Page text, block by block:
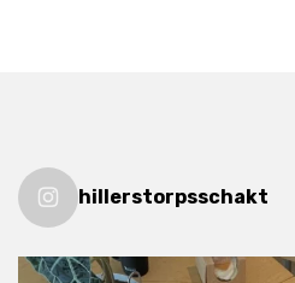
hillerstorpsschakt